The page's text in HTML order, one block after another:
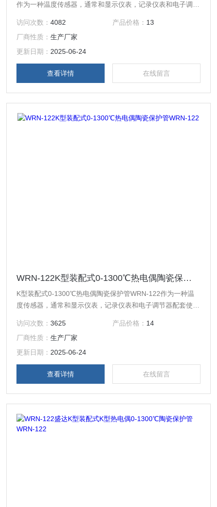
作为一种温度传感器，通常和显示仪表，记录仪表和电子调节
液体蒸汽和气体介质以及固体的表面温度。它具有线性度好，
热电动势较大，灵敏度高，稳定性和均匀性较好，抗氧化性能
强，价格便宜等优点，能用于氧化性惰性气氛中广泛为用户所
采用。
访问次数：4082 产品价格： 13
厂商性质：生产厂家
更新日期： 2025-06-24
查看详情 在线留言
WRN-122K型装配式0-1300℃热电偶陶瓷保护管WRN-122
K型装配式0-1300℃热电偶陶瓷保护管WRN-122作为一种温
度传感器，通常和显示仪表，记录仪表和电子调节器配套使
和气体介质以及固体的表面温度。它具有线性度好，热电动势
较大，灵敏度高，稳定性和均匀性较好，抗氧化性能强，价格
便宜等优点，能用于氧化性惰性气氛中广泛为用户所采用。
访问次数：3625 产品价格： 14
厂商性质：生产厂家
更新日期： 2025-06-24
查看详情 在线留言